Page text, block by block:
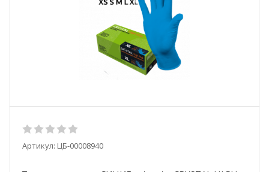
Артикул: ЦБ-00008940